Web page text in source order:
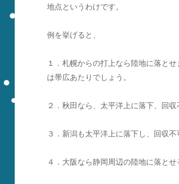
地点というわけです。
例を挙げると、
１．札幌からの打上なら陸地に落と
は帯広あたりでしょう。
２．秋田なら、太平洋上に落下、回収
３．新潟も太平洋上に落下し、回収不
４．大阪なら静岡周辺の陸地に落とせ